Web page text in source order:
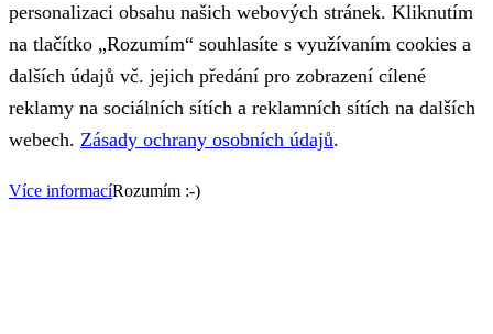
personalizaci obsahu našich webových stránek. Kliknutím
na tlačítko „Rozumím“ souhlasíte s využívaním cookies a
dalších údajů vč. jejich předání pro zobrazení cílené
reklamy na sociálních sítích a reklamních sítích na dalších
webech. Zásady ochrany osobních údajů.
Více informacíRozumím :-)